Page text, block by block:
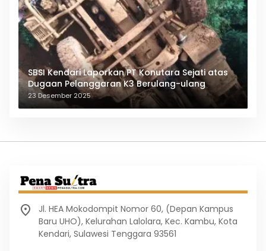
SBSI Kendari Laporkan PT Konutara Sejati atas
Dugaan Pelanggaran K3 Berulang-ulang
23 Desember 2025
Jl. HEA Mokodompit Nomor 60, (Depan Kampus
Baru UHO), Kelurahan Lalolara, Kec. Kambu, Kota
Kendari, Sulawesi Tenggara 93561